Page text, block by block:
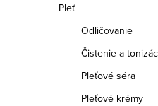
Pleť
Odličovanie
Čistenie a
Pleťové séra
Pleťové krémy